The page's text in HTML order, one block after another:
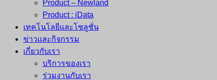
Product – Newland
Product : iData
เทคโนโลยีและโซลูชั่น
ข่าวและกิจกรรม
เกี่ยวกับเรา
บริการของเรา
ร่วมงานกับเรา